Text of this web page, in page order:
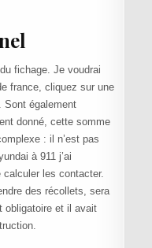
fichage. Je voudrai
france, cliquez sur une
Sont également
donné, cette somme
: il n’est pas
à 911 j’ai
les contacter.
des récollets, sera
obligatoire et il avait